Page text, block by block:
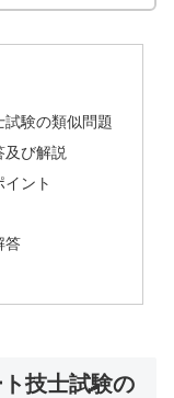
験の類似問題
び解説
ント
答
技士試験の